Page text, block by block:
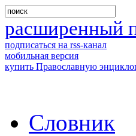
расширенный
подписаться на rss-канал
мобильная версия
купить Православную
Словник